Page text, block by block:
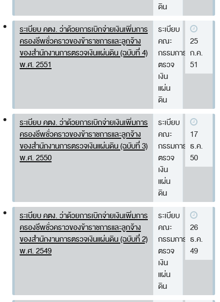
ที่ปรึกษาประจำสำนักงาน
ผู้บริหารเทคโนโลยีสารสนเทศระดับสูง (CIO)
หน้าที่และอำนาจ และการแบ่งส่วนราชการ
หน้าที่และอำนาจ
ส่วนกลาง
ส่วนภูมิภาค
คณะกรรมการตรวจสอบของสำนักงานการตรวจเงิน
เอกสารที่เกี่ยวข้องกับคณะกรรมการตรวจสอบ
คณะกรรมการมาตรฐานจริยธรรมของเจ้าหน้าที่และ
บุคลากรอื่น
โครงสร้างคณะกรรมการ
ตราสัญลักษณ์ สตง.
ดิน
ระเบียบ คตง. ว่าด้วยการเบิกจ่ายเงินเพิ่มการ
ครองชีพชั่วคราวของข้าราชการและลูกจ้าง
ของสำนักงานการตรวจเงินแผ่นดิน (ฉบับที่ 4)
พ.ศ. 2551
ระเบียบ
คณะ
กรรมการ
ตรวจ
เงิน
แผ่น
ดิน
25
ก.ค.
51
ระเบียบ คตง. ว่าด้วยการเบิกจ่ายเงินเพิ่มการ
ครองชีพชั่วคราวของข้าราชการและลูกจ้าง
ของสำนักงานการตรวจเงินแผ่นดิน (ฉบับที่ 3)
พ.ศ. 2550
ระเบียบ
คณะ
กรรมการ
ตรวจ
เงิน
แผ่น
ดิน
17
ธ.ค.
50
ระเบียบ คตง. ว่าด้วยการเบิกจ่ายเงินเพิ่มการ
ครองชีพชั่วคราวของข้าราชการและลูกจ้าง
ของสำนักงานการตรวจเงินแผ่นดิน (ฉบับที่ 2)
พ.ศ. 2549
ระเบียบ
คณะ
กรรมการ
ตรวจ
เงิน
แผ่น
ดิน
26
ธ.ค.
49